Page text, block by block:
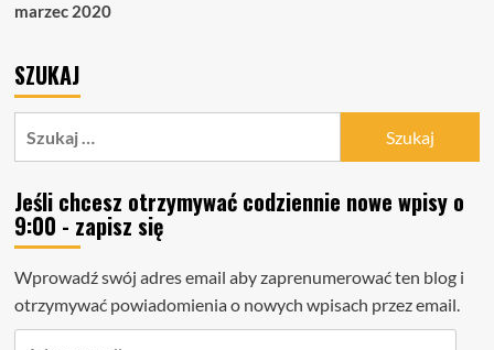
marzec 2020
SZUKAJ
Jeśli chcesz otrzymywać codziennie nowe wpisy o
9:00 - zapisz się
Wprowadź swój adres email aby zaprenumerować ten blog i
otrzymywać powiadomienia o nowych wpisach przez email.